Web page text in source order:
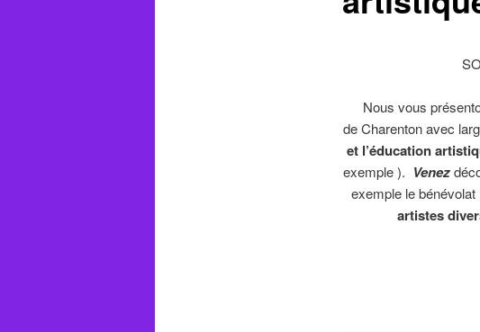
Nous vous
de Charenton avec
et l’éducation
exemple ). Venez
exemple le
artistes